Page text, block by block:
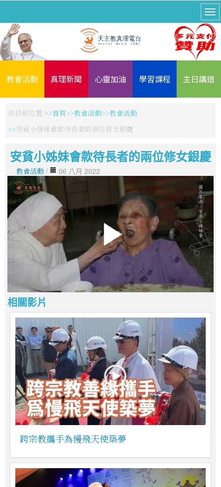
教會活動 真理新聞 心靈加油 學習課程 主日講道
你目前位置: 首頁 教會活動
教會活動
安貧小姊妹會款待長者的兩位修女銀慶
安貧小姊妹會款待長者的兩位修女銀慶
教會活動 / 06 八月 2022
相關影片
跨宗教攜手為慢飛天使築夢